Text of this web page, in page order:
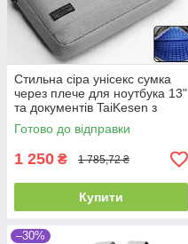
Стильна сіра унісекс сумка
через плече для ноутбука 13"
та документів TaiKesen з
текстильного матеріалу
Готово до відправки
1 250 ₴ 1 785,72 ₴
Купити
–30%